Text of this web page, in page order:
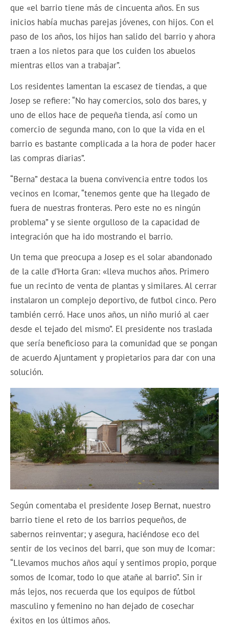
que «el barrio tiene más de cincuenta años. En sus
inicios había muchas parejas jóvenes, con hijos. Con el
paso de los años, los hijos han salido del barrio y ahora
traen a los nietos para que los cuiden los abuelos
mientras ellos van a trabajar”.
Los residentes lamentan la escasez de tiendas, a que
Josep se refiere: “No hay comercios, solo dos bares, y
uno de ellos hace de pequeña tienda, así como un
comercio de segunda mano, con lo que la vida en el
barrio es bastante complicada a la hora de poder hacer
las compras diarias”.
“Berna” destaca la buena convivencia entre todos los
vecinos en Icomar, “tenemos gente que ha llegado de
fuera de nuestras fronteras. Pero este no es ningún
problema” y se siente orgulloso de la capacidad de
integración que ha ido mostrando el barrio.
Un tema que preocupa a Josep es el solar abandonado
de la calle d’Horta Gran: «lleva muchos años. Primero
fue un recinto de venta de plantas y similares. Al cerrar
instalaron un complejo deportivo, de futbol cinco. Pero
también cerró. Hace unos años, un niño murió al caer
desde el tejado del mismo”. El presidente nos traslada
que sería beneficioso para la comunidad que se pongan
de acuerdo Ajuntament y propietarios para dar con una
solución.
Según comentaba el presidente Josep Bernat, nuestro
barrio tiene el reto de los barrios pequeños, de
sabernos reinventar; y asegura, haciéndose eco del
sentir de los vecinos del barri, que son muy de Icomar:
“Llevamos muchos años aquí y sentimos propio, porque
somos de Icomar, todo lo que atañe al barrio”. Sin ir
más lejos, nos recuerda que los equipos de fútbol
masculino y femenino no han dejado de cosechar
éxitos en los últimos años.